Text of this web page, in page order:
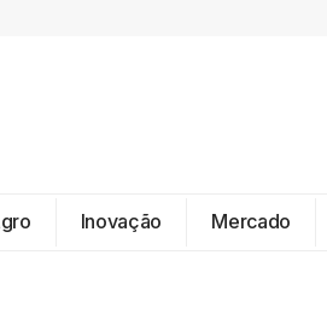
Inovação Mercado